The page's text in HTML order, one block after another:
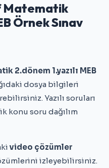
Matematik
Örnek Sınav
2.dönem 1.yazılı MEB
dosya bilgileri
Yazılı soruları
konu soru dağılım
video çözümler
izleyebilirsiniz.